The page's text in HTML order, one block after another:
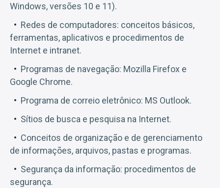
Windows, versões 10 e 11).
Redes de computadores: conceitos básicos,
ferramentas, aplicativos e procedimentos de
Internet e intranet.
Programas de navegação: Mozilla Firefox e
Google Chrome.
Programa de correio eletrônico: MS Outlook.
Sítios de busca e pesquisa na Internet.
Conceitos de organização e de gerenciamento
de informações, arquivos, pastas e programas.
Segurança da informação: procedimentos de
segurança.